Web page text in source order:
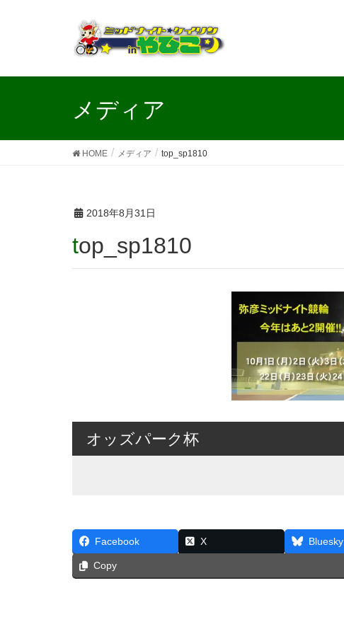
メディア
HOME メディア top_sp1810
2018年8月31日
top_sp1810
オッズパーク杯
Facebook X Bluesky
Copy